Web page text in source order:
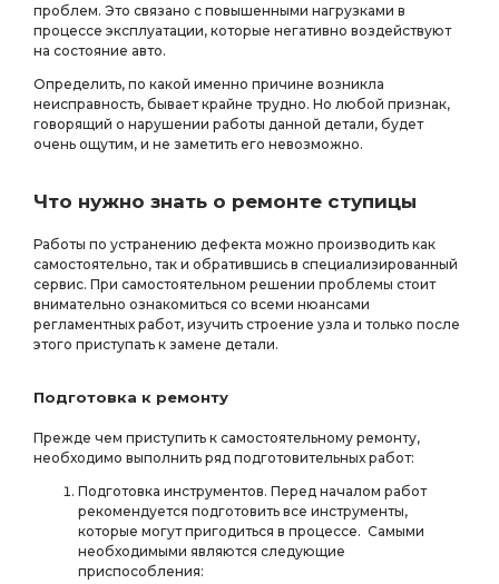
проблем. Это связано с повышенными нагрузками в
процессе эксплуатации, которые негативно воздействуют
на состояние авто.
Определить, по какой именно причине возникла
неисправность, бывает крайне трудно. Но любой признак,
говорящий о нарушении работы данной детали, будет
очень ощутим, и не заметить его невозможно.
Что нужно знать о ремонте ступицы
Работы по устранению дефекта можно производить как
самостоятельно, так и обратившись в специализированный
сервис. При самостоятельном решении проблемы стоит
внимательно ознакомиться со всеми нюансами
регламентных работ, изучить строение узла и только после
этого приступать к замене детали.
Подготовка к ремонту
Прежде чем приступить к самостоятельному ремонту,
необходимо выполнить ряд подготовительных работ:
Подготовка инструментов. Перед началом работ
рекомендуется подготовить все инструменты,
которые могут пригодиться в процессе. Самыми
необходимыми являются следующие
приспособления: